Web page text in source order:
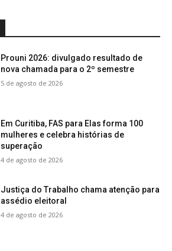
Prouni 2026: divulgado resultado de
nova chamada para o 2º semestre
5 de agosto de 2026
Em Curitiba, FAS para Elas forma 100
mulheres e celebra histórias de
superação
4 de agosto de 2026
Justiça do Trabalho chama atenção para
assédio eleitoral
4 de agosto de 2026